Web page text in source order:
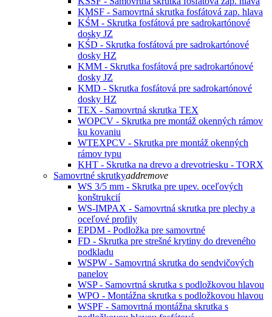
KMSF - Samovrtná skrutka fosfátová zap. hlava
KŚM - Skrutka fosfátová pre sadrokartónové
dosky JZ
KŚD - Skrutka fosfátová pre sadrokartónové
dosky HZ
KMM - Skrutka fosfátová pre sadrokartónové
dosky JZ
KMD - Skrutka fosfátová pre sadrokartónové
dosky HZ
TEX - Samovrtná skrutka TEX
WOPCV - Skrutka pre montáž okenných rámov
ku kovaniu
WTEXPCV - Skrutka pre montáž okenných
rámov typu
KHT - Skrutka na drevo a drevotriesku - TORX
Samovrtné skrutkyaddremove
WS 3/5 mm - Skrutka pre upev. oceľových
konštrukcií
WS-IMPAX - Samovrtná skrutka pre plechy a
oceľové profily
EPDM - Podložka pre samovrtné
FD - Skrutka pre strešné krytiny do dreveného
podkladu
WSPW - Samovrtná skrutka do sendvičových
panelov
WSP - Samovrtná skrutka s podložkovou hlavou
WPO - Montážna skrutka s podložkovou hlavou
WSPF - Samovrtná montážna skrutka s